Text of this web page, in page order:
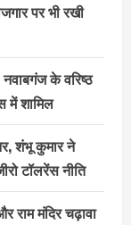
पर भी रखी
के वरिष्ठ
में शामिल
शंभू कुमार ने
टॉलरेंस नीति
मंदिर चढ़ावा